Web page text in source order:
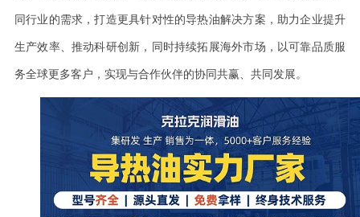
同行业的需求，打造更具针对性的导热油解决方案，助力企业提升
生产效率、推动科研创新，同时持续拓展海外市场，以可靠品质服
务全球更多客户，实现与合作伙伴的协同共赢、共同发展。